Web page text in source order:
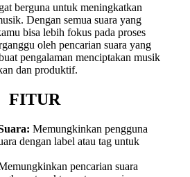
berguna untuk meningkatkan
Dengan semua suara yang
bisa lebih fokus pada proses
oleh pencarian suara yang
pengalaman menciptakan musik
dan produktif.
FITUR
Memungkinkan pengguna
dengan label atau tag untuk
pencarian suara